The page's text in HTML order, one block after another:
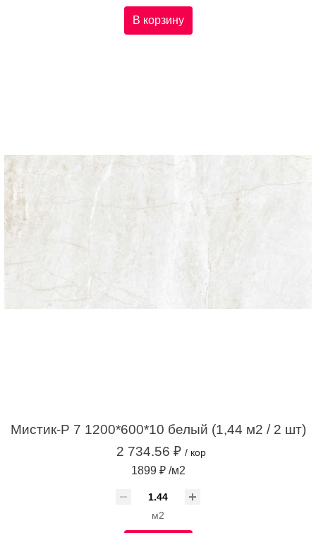
В корзину
Мистик-Р 7 1200*600*10 белый (1,44 м2 / 2 шт)
2 734.56 ₽ / кор
1899 ₽ /м2
м2